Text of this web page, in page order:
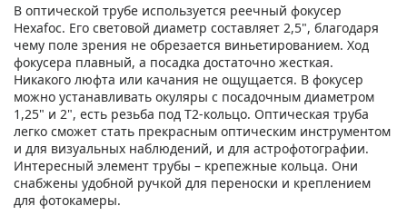
В оптической трубе используется реечный фокусер
Hexafoc. Его световой диаметр составляет 2,5", благодаря
чему поле зрения не обрезается виньетированием. Ход
фокусера плавный, а посадка достаточно жесткая.
Никакого люфта или качания не ощущается. В фокусер
можно устанавливать окуляры с посадочным диаметром
1,25" и 2", есть резьба под Т2-кольцо. Оптическая труба
легко сможет стать прекрасным оптическим инструментом
и для визуальных наблюдений, и для астрофотографии.
Интересный элемент трубы – крепежные кольца. Они
снабжены удобной ручкой для переноски и креплением
для фотокамеры.